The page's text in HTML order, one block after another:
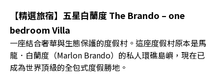
【精選旅宿】五星白蘭度 The Brando – one
bedroom Villa
一座結合奢華與生態保護的度假村。這座度假村原本是馬
龍．白蘭度（Marlon Brando）的私人環礁島嶼，現在已
成為世界頂級的全包式度假勝地。